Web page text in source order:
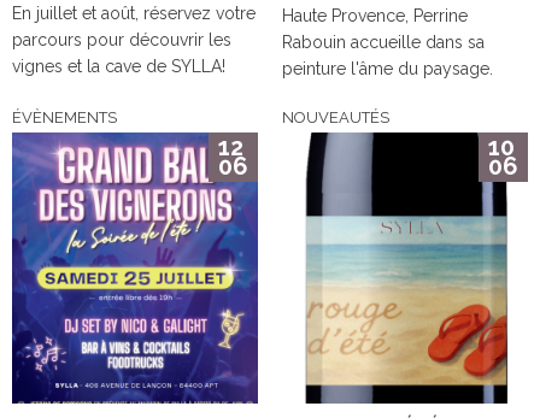
En juillet et août, réservez votre
parcours pour découvrir les
vignes et la cave de SYLLA!
Haute Provence, Perrine
Rabouin accueille dans sa
peinture l'âme du paysage.
ÉVÈNEMENTS
12
06
NOUVEAUTÉS
10
06